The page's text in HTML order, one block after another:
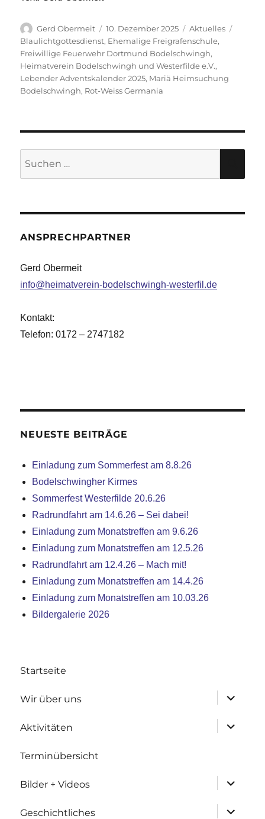
Autor
Gerd Obermeit
Veröffentlicht
am
10. Dezember 2025 Kategorien
Aktuelles
Blaulichtgottesdienst, Ehemalige Freigrafenschule,
Freiwillige Feuerwehr Dortmund Bodelschwingh,
Heimatverein Bodelschwingh und Westerfilde e.V.,
Lebender Adventskalender 2025, Mariä Heimsuchung
Bodelschwingh, Rot-Weiss Germania
ANSPRECHPARTNER
Gerd Obermeit
info@heimatverein-bodelschwingh-westerfil.de
Kontakt:
Telefon: 0172 – 2747182
NEUESTE BEITRÄGE
Einladung zum Sommerfest am 8.8.26
Bodelschwingher Kirmes
Sommerfest Westerfilde 20.6.26
Radrundfahrt am 14.6.26 – Sei dabei!
Einladung zum Monatstreffen am 9.6.26
Einladung zum Monatstreffen am 12.5.26
Radrundfahrt am 12.4.26 – Mach mit!
Einladung zum Monatstreffen am 14.4.26
Einladung zum Monatstreffen am 10.03.26
Bildergalerie 2026
Startseite
Wir über uns
Aktivitäten
Terminübersicht
Bilder + Videos
Geschichtliches